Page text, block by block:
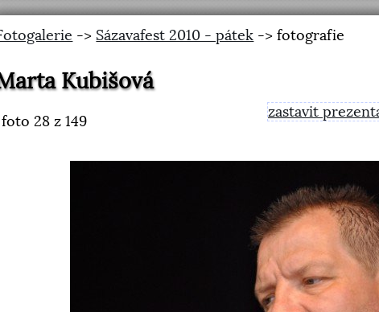
-> Sázavafest 2010 - pátek -> fotografie
Kubišová
foto28 z 149
zastavit